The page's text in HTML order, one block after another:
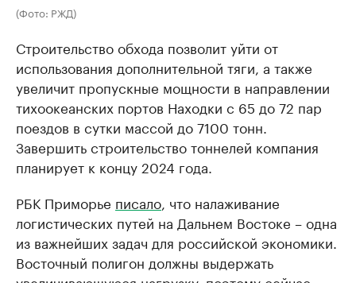
(Фото: РЖД)
Строительство обхода позволит уйти от
использования дополнительной тяги, а также
увеличит пропускные мощности в направлении
тихоокеанских портов Находки с 65 до 72 пар
поездов в сутки массой до 7100 тонн.
Завершить строительство тоннелей компания
планирует к концу 2024 года.
РБК Приморье писало, что налаживание
логистических путей на Дальнем Востоке – одна
из важнейших задач для российской экономики.
Восточный полигон должны выдержать